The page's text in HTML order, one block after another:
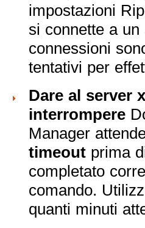
impostazioni
si connette a
connessioni
tentativi per
Dare al server
interrompere
Manager
timeout prima
completato
comando.
quanti minuti